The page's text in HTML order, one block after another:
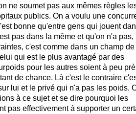
ne soumet pas aux mêmes règles
publics. On a voulu une
bonne qu'entre gens qui jouent
pas dans la même et qu'on n'a pas,
c'est comme dans un champ de
qui est le plus avantagé par des
pour les autres soient à peu
de chance. Là c'est le contraire
lui et le privé qui n'a pas les poids.
à ce sujet et se dire pourquoi les
pas effectivement à supporter un